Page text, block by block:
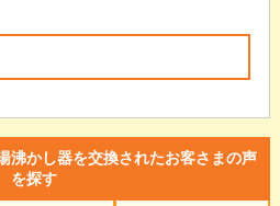
沸かし器を交換されたお客さまの声
を探す